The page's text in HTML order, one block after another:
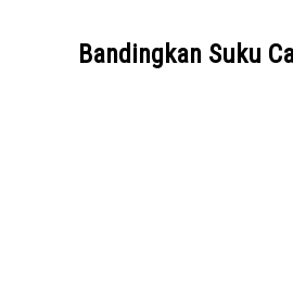
Bandingkan Suku